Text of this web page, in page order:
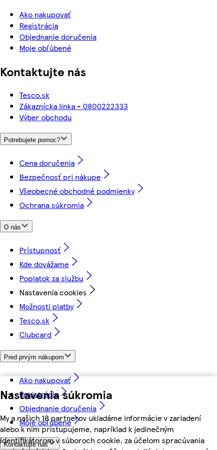
Nastavenia súkromia
My a našich 18 partnerov ukladáme informácie v zariadení
alebo k nim pristupujeme, napríklad k jedinečným
identifikátorom v súboroch cookie, za účelom spracúvania
Ako nakupovať
Registrácia
Objednanie doručenia
Moje obľúbené
Kontaktujte nás
Tesco.sk
Zákaznícka linka - 0800222333
Výber obchodu
Potrebujete pomoc?
Cena doručenia
Bezpečnosť pri nákupe
Všeobecné obchodné podmienky
Ochrana súkromia
O nás
Prístupnosť
Kde dovážame
Poplatok za službu
Nastavenia cookies
Možnosti platby
Tesco.sk
Clubcard
Pred prvým nákupom
Ako nakupovať
Registrácia
Objednanie doručenia
Moje obľúbené
Kontaktujte nás